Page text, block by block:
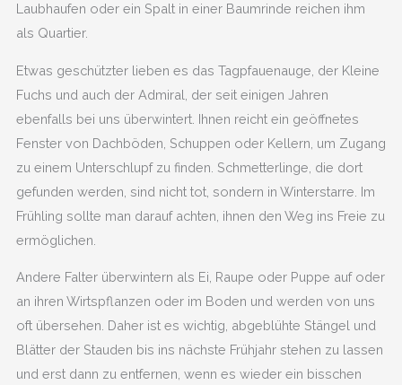
Laubhaufen oder ein Spalt in einer Baumrinde reichen ihm
als Quartier.
Etwas geschützter lieben es das Tagpfauenauge, der Kleine
Fuchs und auch der Admiral, der seit einigen Jahren
ebenfalls bei uns überwintert. Ihnen reicht ein geöffnetes
Fenster von Dachböden, Schuppen oder Kellern, um Zugang
zu einem Unterschlupf zu finden. Schmetterlinge, die dort
gefunden werden, sind nicht tot, sondern in Winterstarre. Im
Frühling sollte man darauf achten, ihnen den Weg ins Freie zu
ermöglichen.
Andere Falter überwintern als Ei, Raupe oder Puppe auf oder
an ihren Wirtspflanzen oder im Boden und werden von uns
oft übersehen. Daher ist es wichtig, abgeblühte Stängel und
Blätter der Stauden bis ins nächste Frühjahr stehen zu lassen
und erst dann zu entfernen, wenn es wieder ein bisschen